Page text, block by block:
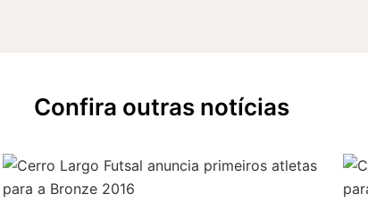
Confira outras notícias